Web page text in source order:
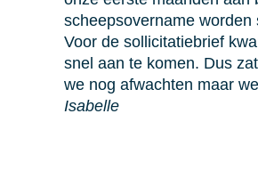
scheepsovername
Voor de sollicitatiebrief
snel aan te komen. Dus
we nog afwachten maar
Isabelle